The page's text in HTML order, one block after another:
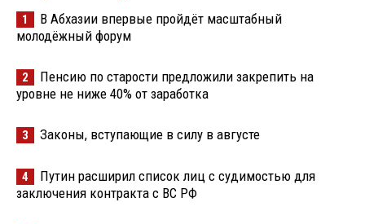
1
В Абхазии впервые пройдёт масштабный
молодёжный форум
2
Пенсию по старости предложили закрепить на
уровне не ниже 40% от заработка
3 Законы, вступающие в силу в августе
4
Путин расширил список лиц с судимостью для
заключения контракта с ВС РФ